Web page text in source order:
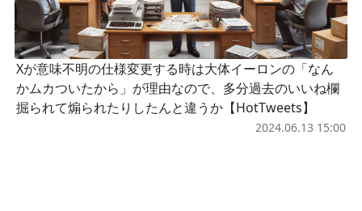
Xが意味不明の仕様変更する時は大体イーロンの「なん
かムカついたから」が理由なので、多分過去のいいね欄
掘られて煽られたりしたんと違うか【HotTweets】
2024.06.13 15:00